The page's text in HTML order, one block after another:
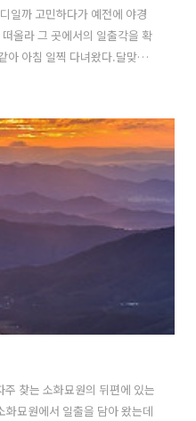
일까 고민하다가 예전에 야경
올라 그 곳에서의 일출각을 확
아 아침 일찍 다녀왔다.달맞이
꼭대기까지 오를 수 있을 정도
려다 보이는 멋진 조망을 가지고
담기에도 좋은 곳이다.자리를 잡
덩어리 같은 태양이 산너머에서
찾는 소화묘원의 뒤편에 있는
묘원에서 일출을 담아 왔는데